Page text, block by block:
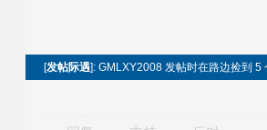
[发帖际遇]: GMLXY2008 发帖时在路边捡到 5